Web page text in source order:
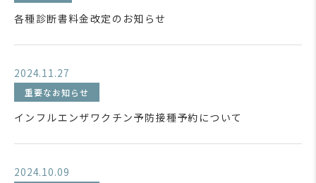
各種診断書料金改定のお知らせ
2024.11.27
重要なお知らせ
インフルエンザワクチン予防接種予約について
2024.10.09